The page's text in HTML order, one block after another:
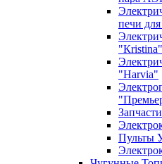
печи
"Кristina"
"Harvia"
Пульты